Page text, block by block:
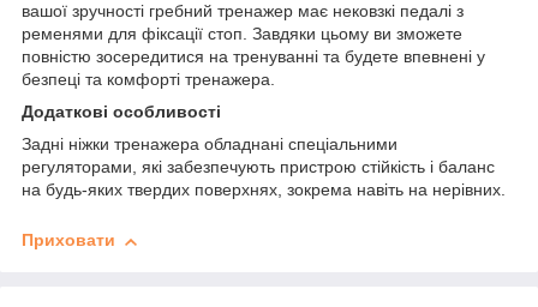
вашої зручності гребний тренажер має нековзкі педалі з
ременями для фіксації стоп. Завдяки цьому ви зможете
повністю зосередитися на тренуванні та будете впевнені у
безпеці та комфорті тренажера.
Додаткові особливості
Задні ніжки тренажера обладнані спеціальними
регуляторами, які забезпечують пристрою стійкість і баланс
на будь-яких твердих поверхнях, зокрема навіть на нерівних.
Приховати